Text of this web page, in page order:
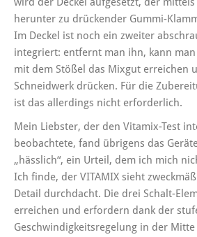
herunter zu drückender Gummi-
Im Deckel ist noch ein zweiter
integriert: entfernt man ihn, kann
mit dem Stößel das Mixgut erreichen
Schneidwerk drücken. Für die
ist das allerdings nicht erforderlich.
Mein Liebster, der den Vitamix-Test
beobachtete, fand übrigens das
„hässlich“, ein Urteil, dem ich mich
Ich finde, der VITAMIX sieht
Detail durchdacht. Die drei Schalt-
erreichen und erfordern dank der
Geschwindigkeitsregelung in der